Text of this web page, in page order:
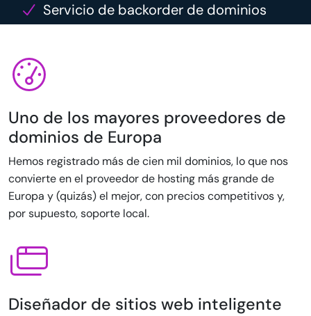
Servicio de backorder de dominios
Uno de los mayores proveedores de
dominios de Europa
Hemos registrado más de cien mil dominios, lo que nos
convierte en el proveedor de hosting más grande de
Europa y (quizás) el mejor, con precios competitivos y,
por supuesto, soporte local.
Diseñador de sitios web inteligente